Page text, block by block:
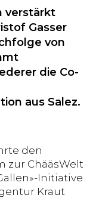
verstärkt
Gasser
von
die Co-
aus Salez.
den
zur ChääsWelt
Initiative
Kraut